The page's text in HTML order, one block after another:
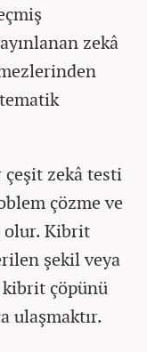
zekâ
zekâ testi
çözme ve
olur. Kibrit
şekil veya
kibrit çöpünü
ulaşmaktır.